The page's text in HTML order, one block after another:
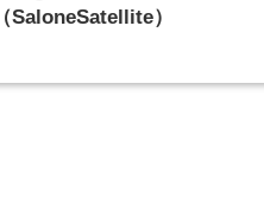
（SaloneSatellite）